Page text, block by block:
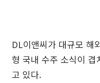
DL이앤씨가 대규모 해
형 국내 수주 소식이
고 있다.